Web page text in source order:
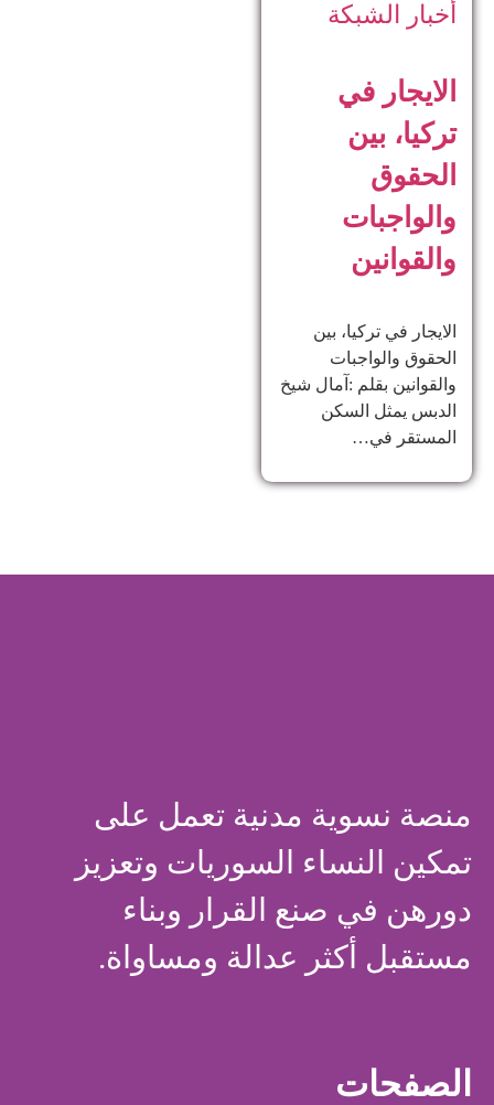
أخبار الشبكة
الايجار في
تركيا، بين
الحقوق
والواجبات
والقوانين
الايجار في تركيا، بين
الحقوق والواجبات
والقوانين بقلم :آمال شيخ
الدبس يمثل السكن
المستقر في…
منصة نسوية مدنية تعمل على
تمكين النساء السوريات وتعزيز
دورهن في صنع القرار وبناء
مستقبل أكثر عدالة ومساواة.
الصفحات